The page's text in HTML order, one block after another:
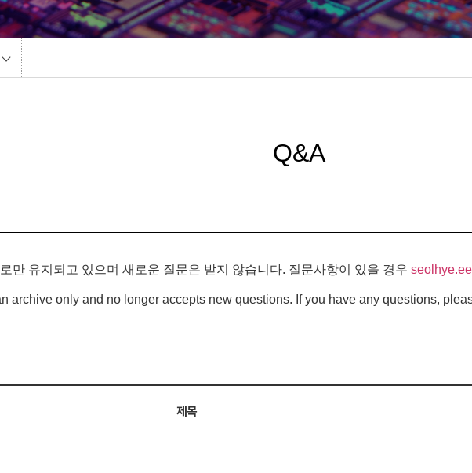
Q&A
만 유지되고 있으며 새로운 질문은 받지 않습니다. 질문사항이 있을 경우
archive only and no longer accepts new questions. If you have any questions,
제목